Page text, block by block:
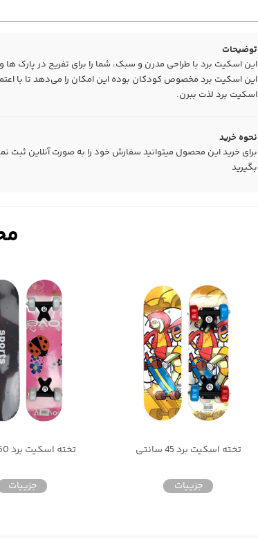
توضیحات
این اسکیت برد با طراحی مدرن و سبک، شما را برای تفریح در پارک
این اسکیت برد مخصوص کودکان بوده این امکان را می‌دهد تا با
اسکیت برد لذت ببرن.
نحوه خرید
برای خرید این محصول میتوانید سفارش خود را به صورت آنلاین ثبت
بگیرید
تخته اسکیت برد 60 سانتی
جزییات جزییات